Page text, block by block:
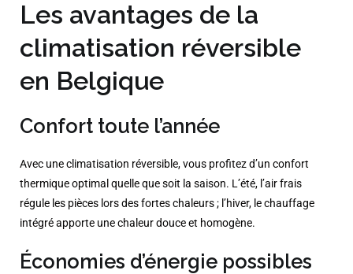
Les avantages de la
climatisation réversible
en Belgique
Confort toute l’année
Avec une climatisation réversible, vous profitez d’un confort
thermique optimal quelle que soit la saison. L’été, l’air frais
régule les pièces lors des fortes chaleurs ; l’hiver, le chauffage
intégré apporte une chaleur douce et homogène.
Économies d’énergie possibles